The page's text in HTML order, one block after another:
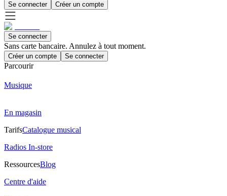
Se connecter Créer un compte
Se connecter
Sans carte bancaire. Annulez à tout moment.
Créer un compte Se connecter
Parcourir
Musique
En magasin
TarifsCatalogue musical
Radios In-store
RessourcesBlog
Centre d'aide